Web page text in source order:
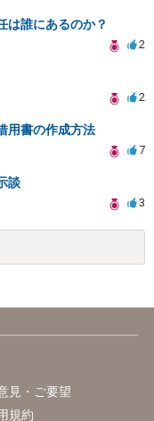
は誰にあるのか？
2
2
用書の作成方法
7
談
3
見・ご要望
規約